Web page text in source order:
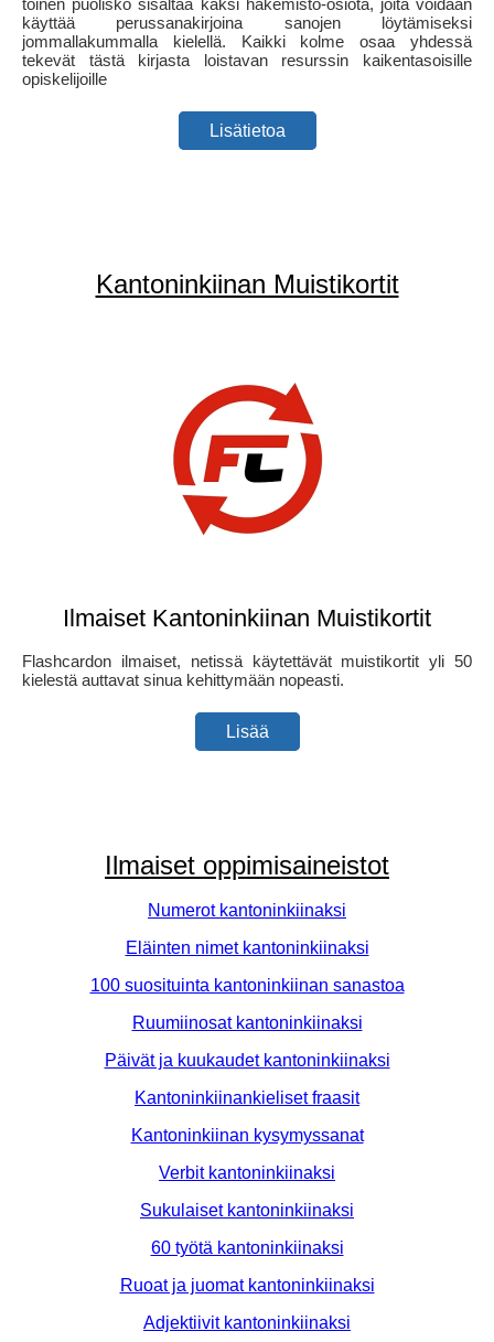
toinen puolisko sisältää kaksi hakemisto-osiota, joita voidaan
käyttää perussanakirjoina sanojen löytämiseksi
jommallakummalla kielellä. Kaikki kolme osaa yhdessä
tekevät tästä kirjasta loistavan resurssin kaikentasoisille
opiskelijoille
Lisätietoa
Kantoninkiinan Muistikortit
Ilmaiset Kantoninkiinan Muistikortit
Flashcardon ilmaiset, netissä käytettävät muistikortit yli 50
kielestä auttavat sinua kehittymään nopeasti.
Lisää
Ilmaiset oppimisaineistot
Numerot kantoninkiinaksi
Eläinten nimet kantoninkiinaksi
100 suosituinta kantoninkiinan sanastoa
Ruumiinosat kantoninkiinaksi
Päivät ja kuukaudet kantoninkiinaksi
Kantoninkiinankieliset fraasit
Kantoninkiinan kysymyssanat
Verbit kantoninkiinaksi
Sukulaiset kantoninkiinaksi
60 työtä kantoninkiinaksi
Ruoat ja juomat kantoninkiinaksi
Adjektiivit kantoninkiinaksi